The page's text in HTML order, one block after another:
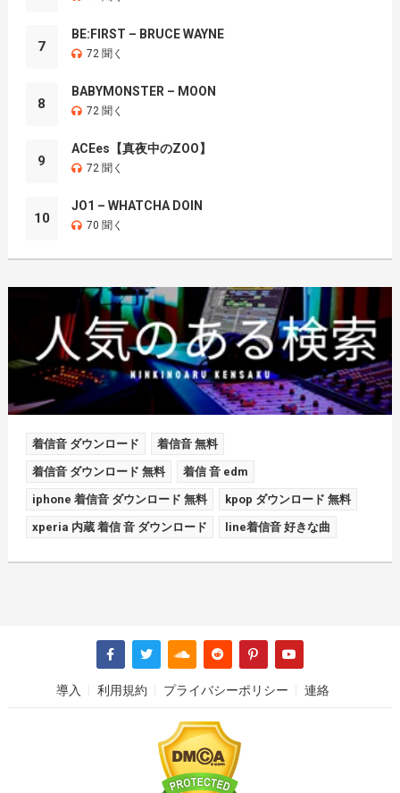
7
BE:FIRST – BRUCE WAYNE
72 聞く
8
BABYMONSTER – MOON
72 聞く
9
ACEes【真夜中のZOO】
72 聞く
10
JO1 – WHATCHA DOIN
70 聞く
着信音 ダウンロード 着信音 無料
着信音 ダウンロード 無料 着信 音 edm
iphone 着信音 ダウンロード 無料 kpop ダウンロード 無料
xperia 内蔵 着信 音 ダウンロード line着信音 好きな曲
導入 利用規約 プライバシーポリシー 連絡